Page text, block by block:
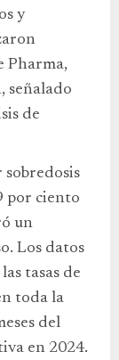
y
Pharma,
señalado
de
sobredosis
por ciento
un
Los datos
tasas de
toda la
del
en 2024.